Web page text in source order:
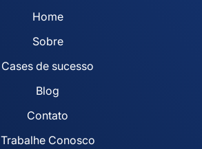
Home
Sobre
Cases de sucesso
Blog
Contato
Trabalhe Conosco